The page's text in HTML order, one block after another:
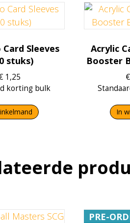
Sleeves
stuks)
1,25
korting bulk
Acrylic
Booster
€
In
PRE-